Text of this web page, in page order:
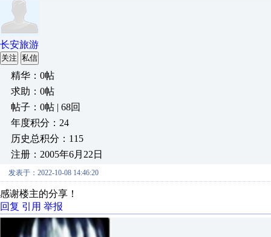
长安旅游
关注 私信
精华：0帖
求助：0帖
帖子：0帖 | 68回
年度积分：24
历史总积分：115
注册：2005年6月22日
发表于：2022-10-08 14:46:20
感谢楼主的分享！
回复 引用 举报